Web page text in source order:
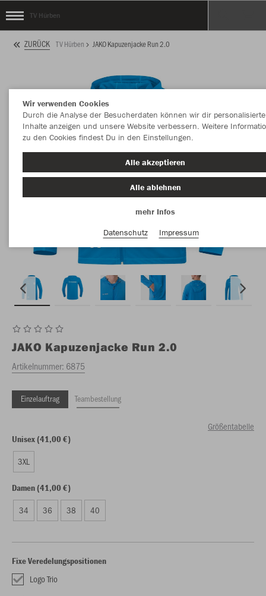
TV Hürben
ZURÜCK TV Hürben JAKO Kapuzenjacke Run 2.0
JAKO Kapuzenjacke Run 2.0
Artikelnummer: 6875
Einzelauftrag Teambestellung
Größentabelle
Unisex (41,00 €)
3XL
Damen (41,00 €)
34 36 38 40
Fixe Veredelungspositionen
Logo Trio
Wir verwenden Cookies
Durch die Analyse der Besucherdaten können wir dir personalisierte
Inhalte anzeigen und unsere Website verbessern. Weitere
zu den Cookies findest Du in den Einstellungen.
Alle akzeptieren
Alle ablehnen
mehr Infos
Datenschutz
Impressum